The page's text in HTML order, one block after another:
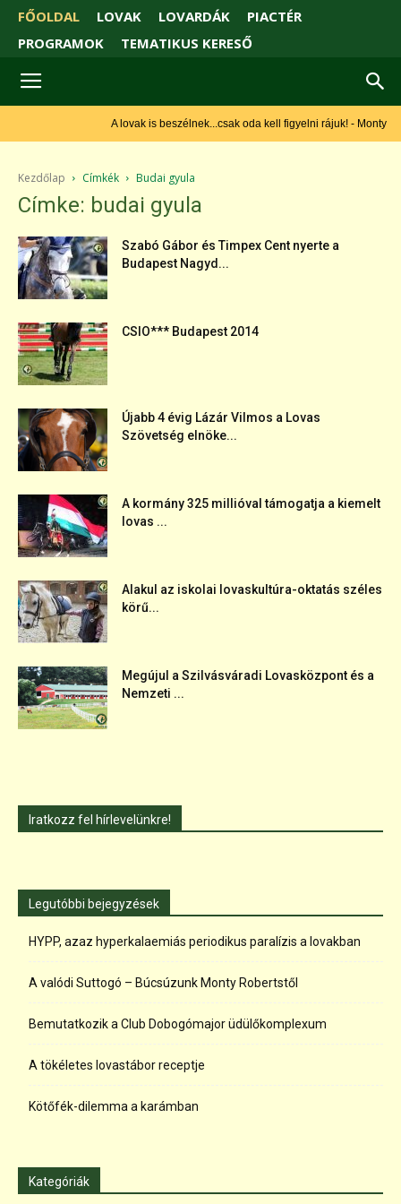
FŐOLDAL LOVAK LOVARDÁK
PIACTÉR
PROGRAMOK
TEMATIKUS KERESŐ
A lovak is beszélnek...csak oda kell figyelni rájuk! - Monty Roberts
Kezdőlap Címkék Budai gyula
Címke: budai gyula
Szabó Gábor és Timpex Cent nyerte a
Budapest Nagyd...
CSIO*** Budapest 2014
Újabb 4 évig Lázár Vilmos a Lovas
Szövetség elnöke...
A kormány 325 millióval támogatja a kiemelt
lovas ...
Alakul az iskolai lovaskultúra-oktatás széles
körű...
Megújul a Szilvásváradi Lovasközpont és a
Nemzeti ...
Iratkozz fel hírlevelünkre!
Legutóbbi bejegyzések
HYPP, azaz hyperkalaemiás periodikus paralízis a lovakban
A valódi Suttogó – Búcsúzunk Monty Robertstől
Bemutatkozik a Club Dobogómajor üdülőkomplexum
A tökéletes lovastábor receptje
Kötőfék-dilemma a karámban
Kategóriák